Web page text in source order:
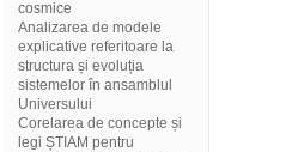
cosmice
Analizarea de modele
explicative referitoare la
structura și evoluția
sistemelor în ansamblul
Universului
Corelarea de concepte și
legi ȘTIAM pentru